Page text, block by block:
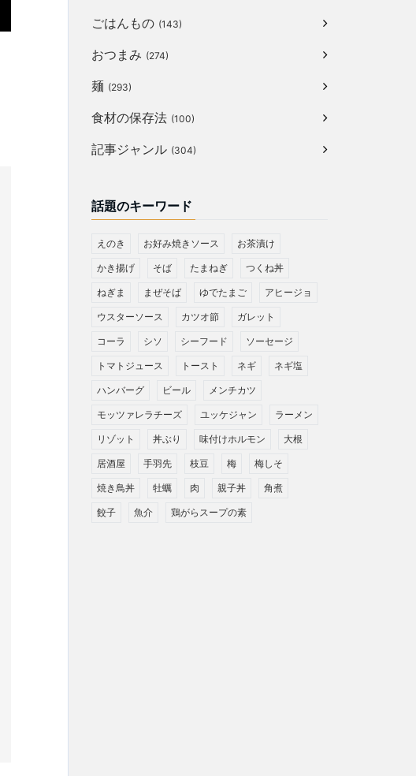
ごはんもの (143)
おつまみ (274)
麺 (293)
食材の保存法 (100)
記事ジャンル (304)
話題のキーワード
えのき お好み焼きソース お茶漬け
かき揚げ そば たまねぎ つくね丼
ねぎま まぜそば ゆでたまご アヒージョ
ウスターソース カツオ節 ガレット
コーラ シソ シーフード ソーセージ
トマトジュース トースト ネギ ネギ塩
ハンバーグ ビール メンチカツ
モッツァレラチーズ ユッケジャン ラーメン
リゾット 丼ぶり 味付けホルモン 大根
居酒屋 手羽先 枝豆 梅 梅しそ
焼き鳥丼 牡蠣 肉 親子丼 角煮
餃子 魚介 鶏がらスープの素